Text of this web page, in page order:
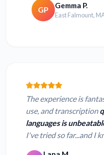
GP Gemma P.
East Falmount,
The experience is
use, and transcription
languages is
I've tried so far...and I